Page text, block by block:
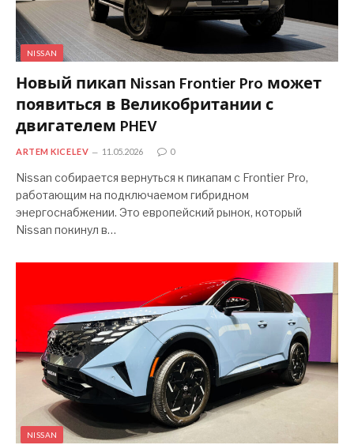
NISSAN
Новый пикап Nissan Frontier Pro может
появиться в Великобритании с
двигателем PHEV
ARTEM KICELEV 11.05.2026 0
Nissan собирается вернуться к пикапам с Frontier Pro,
работающим на подключаемом гибридном
энергоснабжении. Это европейский рынок, который
Nissan покинул в…
NISSAN